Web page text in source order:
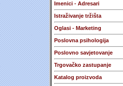
Imenici - Adresari
Istraživanje tržišta
Oglasi - Marketing
Poslovna psihologija
Poslovno savjetovanje
Trgovačko zastupanje
Katalog proizvoda